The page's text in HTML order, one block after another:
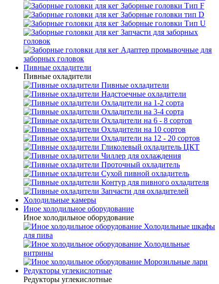
Заборные головки Тип F
Заборные головки тип D
Заборные головки Тип U
Запчасти для заборных
головок
Адаптер промывочные для
заборных головок
Пивные охладители
Пивные охладители
Пивные охладители
Надстоечные охладители
Охладители на 1-2 сорта
Охладители на 3-4 сорта
Охладители на 6 - 8 сортов
Охладители на 10 сортов
Охладители на 12 - 20 сортов
Гликолевый охладитель ЦКТ
Чиллер для охлаждения
Проточный охладитель
Сухой пивной охладитель
Контур для пивного охладителя
Запчасти для охладителей
Холодильные камеры
Иное холодильное оборудование
Иное холодильное оборудование
Холодильные шкафы
для пива
Холодильные
витрины
Морозильные лари
Редукторы углекислотные
Редукторы углекислотные